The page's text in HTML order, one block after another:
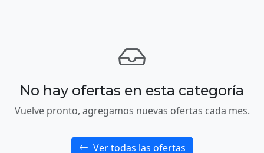
No hay ofertas en esta categoría
Vuelve pronto, agregamos nuevas ofertas cada mes.
Ver todas las ofertas